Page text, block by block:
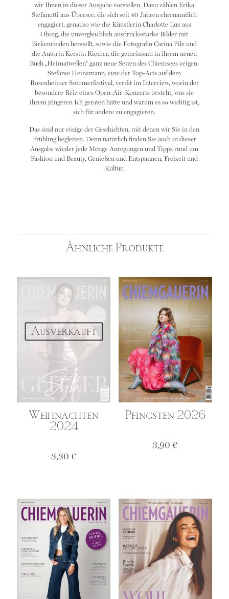
wir Ihnen in dieser Ausgabe vorstellen. Dazu zählen Erika
Stefanutti aus Übersee, die sich seit 40 Jahren ehrenamtlich
engagiert, genauso wie die Künstlerin Charlotte Lux aus
Obing, die unvergleichlich ausdrucksstarke Bilder mit
Birkenrinden herstellt, sowie die Fotografin Carina Pilz und
die Autorin Kerstin Riemer, die gemeinsam in ihrem neuen
Buch „Heimatwellen“ ganz neue Seiten des Chiemsees zeigen.
Stefanie Heinzmann, eine der Top-Acts auf dem
Rosenheimer Sommerfestival, verrät im Interview, worin der
besondere Reiz eines Open-Air-Konzerts besteht, was sie
ihrem jüngeren Ich geraten hätte und warum es so wichtig ist,
sich für andere zu engagieren.
Das sind nur einige der Geschichten, mit denen wir Sie in den
Frühling begleiten. Denn natürlich finden Sie auch in dieser
Ausgabe wieder jede Menge Anregungen und Tipps rund um
Fashion und Beauty, Genießen und Entspannen, Freizeit und
Kultur.
Ähnliche Produkte
Ausverkauft
Weihnachten
2024
3,30 €
Pfingsten 2026
3,90 €